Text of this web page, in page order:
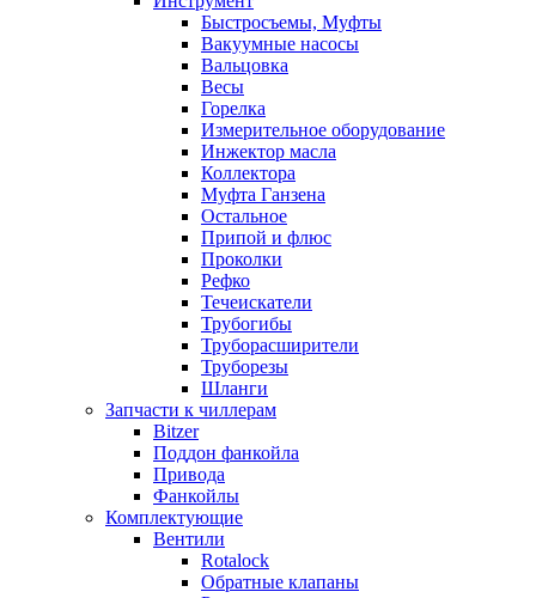
Быстросъемы, Муфты
Вакуумные насосы
Вальцовка
Весы
Горелка
Измерительное оборудование
Инжектор масла
Коллектора
Муфта Ганзена
Остальное
Припой и флюс
Проколки
Рефко
Течеискатели
Трубогибы
Труборасширители
Труборезы
Шланги
Запчасти к чиллерам
Bitzer
Поддон фанкойла
Привода
Фанкойлы
Комплектующие
Вентили
Rotalock
Обратные клапаны